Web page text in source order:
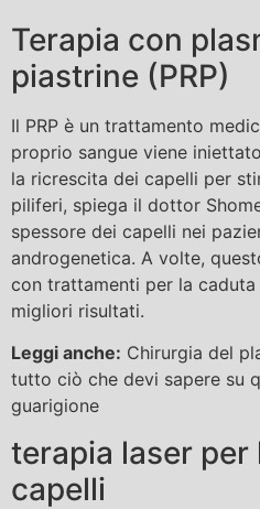
Terapia con
piastrine (PRP)
Il PRP è un trattamento
proprio sangue viene
la ricrescita dei capelli per
piliferi, spiega il dottor
spessore dei capelli nei
androgenetica. A volte,
con trattamenti per la
migliori risultati.
Leggi anche: Chirurgia del
tutto ciò che devi sapere su
guarigione
terapia laser per
capelli